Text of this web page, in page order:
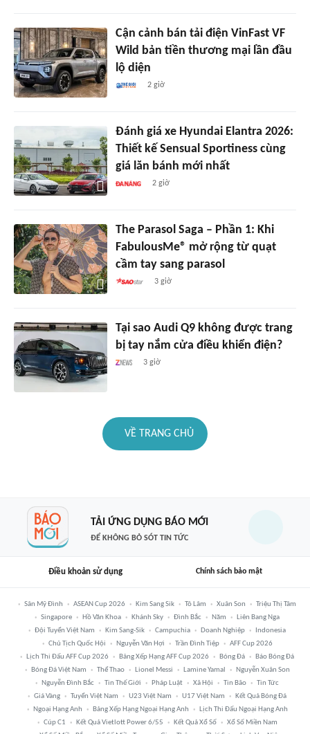
Cận cảnh bán tải điện VinFast VF
Wild bản tiền thương mại lần đầu
lộ diện
2 giờ
Đánh giá xe Hyundai Elantra 2026:
Thiết kế Sensual Sportiness cùng
giá lăn bánh mới nhất
2 giờ
The Parasol Saga – Phần 1: Khi
FabulousMe® mở rộng từ quạt
cầm tay sang parasol
3 giờ
Tại sao Audi Q9 không được trang
bị tay nắm cửa điều khiển điện?
3 giờ
VỀ TRANG CHỦ
TẢI ỨNG DỤNG BÁO MỚI
ĐỂ KHÔNG BỎ SÓT TIN TỨC
Điều khoản sử dụng Chính sách bảo mật
Sân Mỹ Đình ASEAN Cup 2026 Kim Sang Sik Tô Lâm Xuân Son
Triệu Thị Tâm
Singapore
Hồ Văn Khoa Khánh Sky Đình Bắc Năm
Liên Bang Nga
Đội Tuyển Việt Nam
Kim Sang-Sik Campuchia Doanh Nghiệp
Indonesia
Chủ Tịch Quốc Hội
Nguyễn Văn Hợi Trần Đình Tiệp
AFF Cup 2026
Lịch Thi Đấu AFF Cup 2026
Bảng Xếp Hạng AFF Cup 2026 Bóng Đá
Báo Bóng Đá
Bóng Đá Việt Nam
Thể Thao Lionel Messi Lamine Yamal
Nguyễn Xuân Son
Nguyễn Đình Bắc
Tin Thế Giới Pháp Luật Xã Hội Tin Bão
Tin Tức
Giá Vàng
Tuyển Việt Nam U23 Việt Nam U17 Việt Nam
Kết Quả Bóng Đá
Ngoại Hạng Anh
Bảng Xếp Hạng Ngoại Hạng Anh
Lịch Thi Đấu Ngoại Hạng Anh
Cúp C1
Kết Quả Vietlott Power 6/55 Kết Quả Xổ Số
Xổ Số Miền Nam